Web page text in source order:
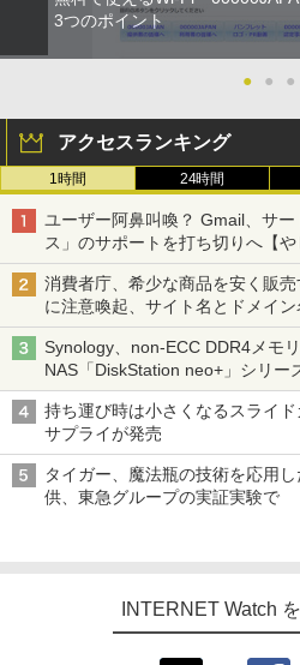
3つのポイント
● ● ●
アクセスランキング
1時間 24時間
ユーザー阿鼻叫喚？ Gmail、サ
ス」のサポートを打ち切りへ【や
消費者庁、希少な商品を安く販
に注意喚起、サイト名とドメイ
Synology、non-ECC DDR4メモ
NAS「DiskStation neo+」シリー
ECCメモリへのアップグレード
持ち運び時は小さくなるスライ
サプライが発売
タイガー、魔法瓶の技術を応用
供、東急グループの実証実験で
INTERNET Watch